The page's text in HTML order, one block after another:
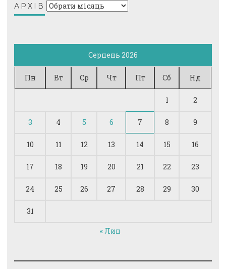
АРХІВ Архів
Серпень 2026
Пн Вт Ср Чт Пт Сб Нд
1 2
3 4 5 6 7 8 9
10 11 12 13 14 15 16
17 18 19 20 21 22 23
24 25 26 27 28 29 30
31
« Лип